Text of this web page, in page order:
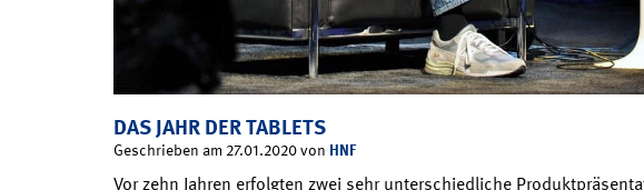
DAS JAHR DER TABLETS
Geschrieben am 27.01.2020 von HNF
Vor zehn Jahren erfolgten zwei sehr unterschiedliche